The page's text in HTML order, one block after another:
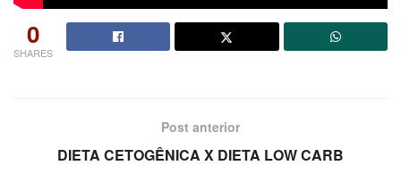
0
SHARES
Post anterior
DIETA CETOGÊNICA X DIETA LOW CARB